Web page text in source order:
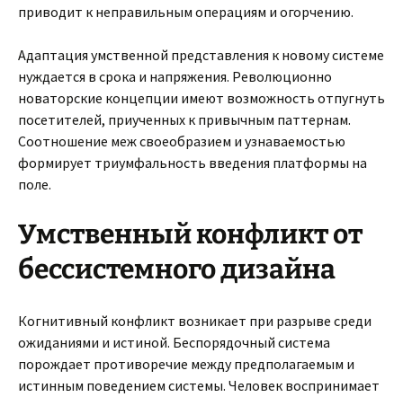
приводит к неправильным операциям и огорчению.
Адаптация умственной представления к новому системе
нуждается в срока и напряжения. Революционно
новаторские концепции имеют возможность отпугнуть
посетителей, приученных к привычным паттернам.
Соотношение меж своеобразием и узнаваемостью
формирует триумфальность введения платформы на
поле.
Умственный конфликт от
бессистемного дизайна
Когнитивный конфликт возникает при разрыве среди
ожиданиями и истиной. Беспорядочный система
порождает противоречие между предполагаемым и
истинным поведением системы. Человек воспринимает